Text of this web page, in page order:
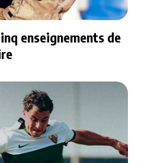
enseignements de